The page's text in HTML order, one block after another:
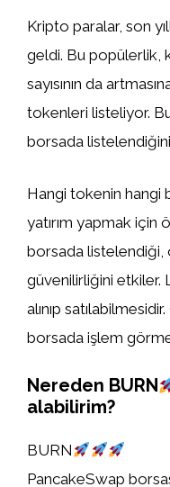
Kripto paralar, son
geldi. Bu popülerlik,
sayısının da
tokenleri listeliyor.
borsada
Hangi tokenin hangi
yatırım yapmak için
borsada listelendiği,
güvenilirliğini etkiler.
alınıp
borsada işlem
Nereden BURN
alabilirim?
BURN
PancakeSwap